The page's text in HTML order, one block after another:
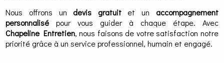
Nous offrons undevis gratuitet un accompagnement
personnalisé pour vous guider à chaque étape. Avec
Chapeline Entretien, nous faisons de votre satisfaction notre
priorité grâce à un service professionnel, humain et engagé.